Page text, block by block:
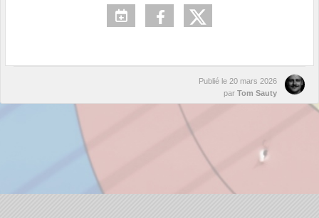
Publié le 20 mars 2026
par Tom Sauty